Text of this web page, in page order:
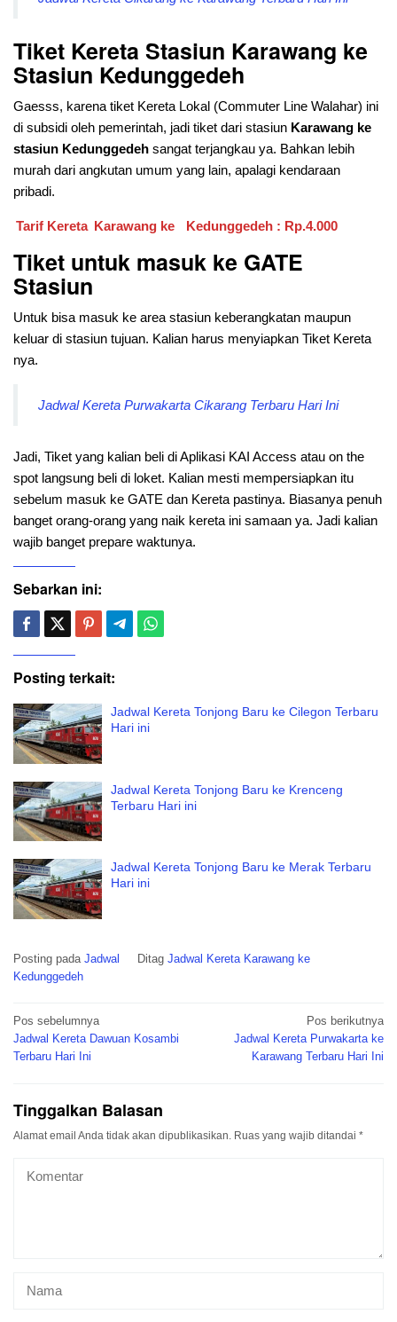
Tiket Kereta Stasiun Karawang ke
Stasiun Kedunggedeh
Gaesss, karena tiket Kereta Lokal (Commuter Line Walahar) ini
di subsidi oleh pemerintah, jadi tiket dari stasiun Karawang ke
stasiun Kedunggedeh sangat terjangkau ya. Bahkan lebih
murah dari angkutan umum yang lain, apalagi kendaraan
pribadi.
Tarif Kereta Karawang ke Kedunggedeh : Rp.4.000
Tiket untuk masuk ke GATE
Stasiun
Untuk bisa masuk ke area stasiun keberangkatan maupun
keluar di stasiun tujuan. Kalian harus menyiapkan Tiket Kereta
nya.
Jadwal Kereta Purwakarta Cikarang Terbaru Hari Ini
Jadi, Tiket yang kalian beli di Aplikasi KAI Access atau on the
spot langsung beli di loket. Kalian mesti mempersiapkan itu
sebelum masuk ke GATE dan Kereta pastinya. Biasanya penuh
banget orang-orang yang naik kereta ini samaan ya. Jadi kalian
wajib banget prepare waktunya.
Sebarkan ini:
Posting terkait:
Jadwal Kereta Tonjong Baru ke Cilegon Terbaru
Hari ini
Jadwal Kereta Tonjong Baru ke Krenceng
Terbaru Hari ini
Jadwal Kereta Tonjong Baru ke Merak Terbaru
Hari ini
Posting pada Jadwal Ditag Jadwal Kereta Karawang ke
Kedunggedeh
Navigasi
pos
Pos sebelumnya
Jadwal Kereta Dawuan Kosambi
Terbaru Hari Ini
Pos berikutnya
Jadwal Kereta Purwakarta ke
Karawang Terbaru Hari Ini
Tinggalkan Balasan
Alamat email Anda tidak akan dipublikasikan. Ruas yang wajib ditandai *